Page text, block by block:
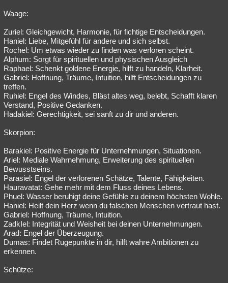
Waage:
Zuriel: Gleichgewicht, Harmonie, für fichtige Entscheidungen.
Haniel: Liebe, Mitgefühl für andere und sich selbst.
Rochel: Um etwas wieder zu finden was verloren scheint.
Alphum: Sorgt für spirituellen und physischen Ausgleich
Raphael: Schenkt goldene Energie, hilft zu handeln, Klarheit.
Gabriel: Hoffnung, Träume, Intuition, hilft Entscheidungen zu
treffen.
Ruhiel: Engel des Windes, Bläst altes weg, belebt, Schafft klaren
Verstand, Positive Gedanken.
Hadakiel: Gerechtigkeit, sei sanft zu dir und anderen.
Skorpion:
Barakiel: Positive Energie für Unternehmungen, Situationen.
Ariel: Mediale Wahrnehmung, Erweiterung des spirituellen
Bewusstseins.
Parasiel: Engel der verlorenen Schätze, Talente, Fähigkeiten.
Hauravatat: Gehe mehr mit dem Fluss deines Lebens.
Phuel: Wasser beruhigt deine Gefühle zu deinem höchsten Wohle.
Haniel: Heilt dein Herz wenn du falschen Menschen vertraut hast.
Gabriel: Hoffnung, Träume, Intuition.
ZadkIel: Integrität und Weisheit bei deinen Unternehmungen.
Arad: Engel der Überzeugung.
Dumas: Findet Rugepunkte in dir, hilft wahre Ambitionen zu
erkennen.
Schütze: